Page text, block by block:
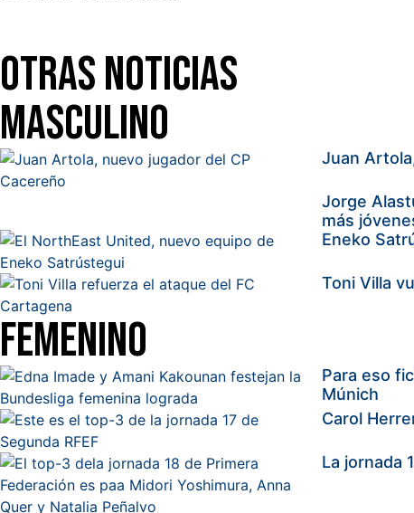
Otras Noticias
Masculino
Juan
Jorge
más
Eneko
Toni Villa
Femenino
Para eso
Múnich
Carol
La jornada